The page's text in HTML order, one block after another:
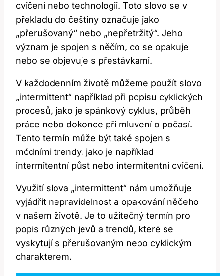
cvičení nebo technologii. Toto slovo se v
překladu do češtiny označuje jako
„přerušovaný“ nebo „nepřetržitý“. Jeho
význam je spojen s něčím, co se opakuje
nebo se objevuje s přestávkami.
V každodenním životě můžeme použít slovo
„intermittent“ například při popisu cyklických
procesů, jako je spánkový cyklus, průběh
práce nebo dokonce při mluvení o počasí.
Tento termín může být také spojen s
módními trendy, jako je například
intermitentní půst nebo intermitentní cvičení.
Využití slova „intermittent“ nám umožňuje
vyjádřit nepravidelnost a opakování něčeho
v našem životě. Je to užitečný termín pro
popis různých jevů a trendů, které se
vyskytují s přerušovaným nebo cyklickým
charakterem.